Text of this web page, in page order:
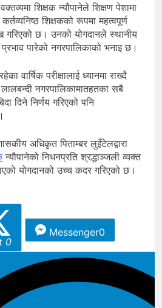
शिक्षक न्यौपानेले शिक्षण पेशामा
शिक्षकको रूपमा महत्वपूर्ण
गरिएको छ। उनको योगदानले स्थानीय
पारेको नगरपालिकाको भनाइ छ।
वार्षिक परीक्षालाई ध्यानमा राख्दै
नगरपालिकामातहतका सबै
दिने निर्णय गरिएको पनि
अधिकृत पिताम्बर लुइँटेलद्वारा
न्यौपानेको निधनप्रति श्रद्धाञ्जली व्यक्त
योगदानको उच्च कदर गरिएको छ।
0
Messenger0